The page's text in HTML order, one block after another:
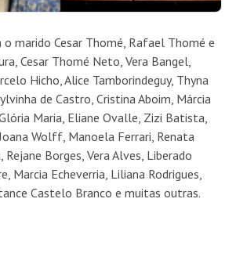
o marido Cesar Thomé, Rafael Thomé e
Cesar Thomé Neto, Vera Bangel,
Hicho, Alice Tamborindeguy, Thyna
de Castro, Cristina Aboim, Márcia
Maria, Eliane Ovalle, Zizi Batista,
Wolff, Manoela Ferrari, Renata
Rejane Borges, Vera Alves, Liberado
Marcia Echeverria, Liliana Rodrigues,
Castelo Branco e muitas outras.